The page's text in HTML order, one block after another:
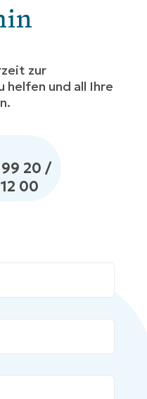
zur
helfen und all Ihre
99 20 /
00